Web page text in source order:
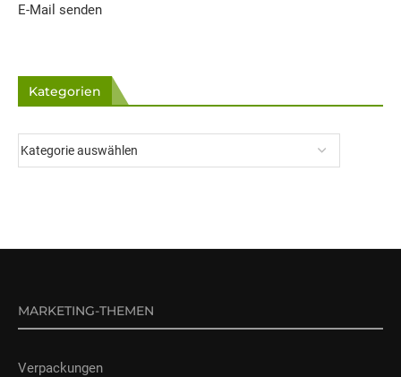
E-Mail senden
Kategorien
MARKETING-THEMEN
Verpackungen